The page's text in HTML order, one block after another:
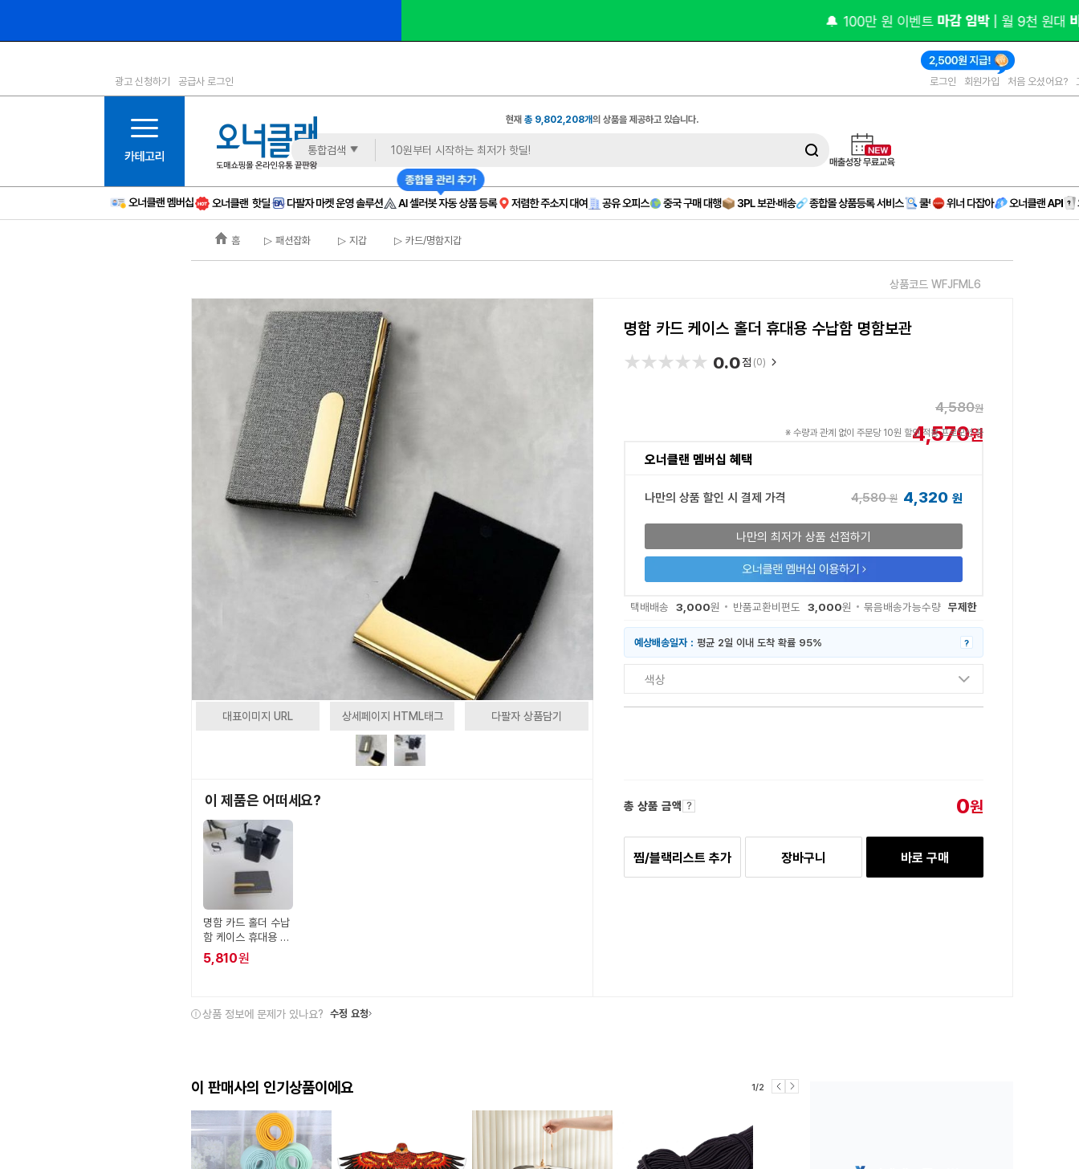
1등급
6등급
11등급
12등급
15등급
16등급
광고 신청하기 공급사 로그인 로그인 회원가입 처음 오셨어요?
현재총 9,802,208개의 상품을 제공하고 있습니다.
통합검색
홈 ▷ 패션잡화 ▷ 지갑 ▷ 카드/명함지갑
상품코드 WFJFML6
대표이미지 URL 상세페이지 HTML태그 다팔자 상품담기
이 제품은 어떠세요?
명함 카드 홀더 수납
함 케이스 휴대용 명
함보관
5,810원
명함 카드 케이스 홀더 휴대용 수납함 명함보관
★★★★★
★★★★★ 0.0점 (0)
4,580원
4,570원
※ 수량과 관계 없이 주문당 10원 할인 적용 프로모션 중
오너클랜 멤버십 혜택
나만의 상품 할인 시 결제 가격 4,580원 4,320 원
나만의 최저가 상품 선점하기
택배배송 3,000원 반품교환비편도 3,000원 묶음배송가능수량 무제한
예상배송일자 : 평균 2일 이내 도착 확률 95% ?
색상
총 상품 금액 0원
찜/블랙리스트 추가 장바구니 바로 구매
상품 정보에 문제가 있나요? 수정 요청
이 판매사의 인기상품이에요 1/2